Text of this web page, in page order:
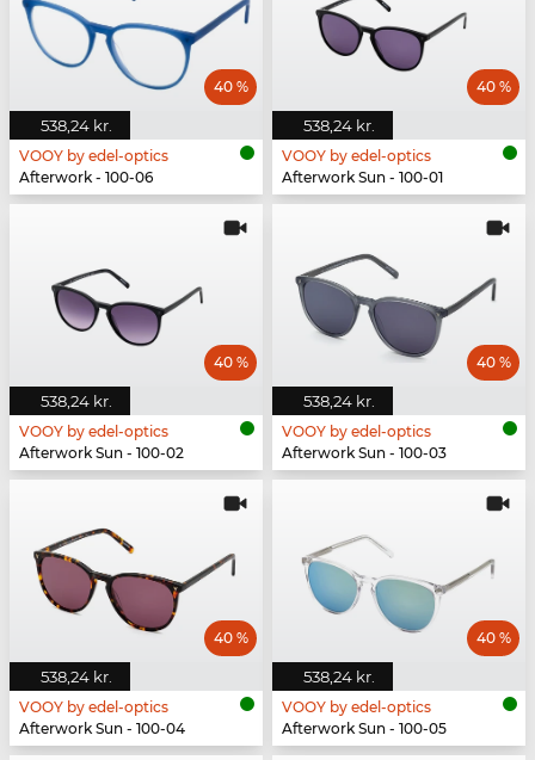
538,24 kr.
40 %
VOOY by edel-optics
Afterwork - 100-06
538,24 kr.
40 %
VOOY by edel-optics
Afterwork Sun - 100-01
538,24 kr.
40 %
VOOY by edel-optics
Afterwork Sun - 100-02
538,24 kr.
40 %
VOOY by edel-optics
Afterwork Sun - 100-03
538,24 kr.
40 %
VOOY by edel-optics
Afterwork Sun - 100-04
538,24 kr.
40 %
VOOY by edel-optics
Afterwork Sun - 100-05